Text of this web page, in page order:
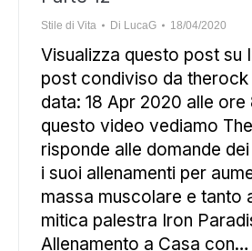
Stile di Vita Di LucaG 18/04/2020
Visualizza questo post su
post condiviso da therock
data: 18 Apr 2020 alle ore
questo video vediamo
risponde alle domande
i suoi allenamenti per
massa muscolare e tanto
mitica palestra Iron
Allenamento a Casa con…